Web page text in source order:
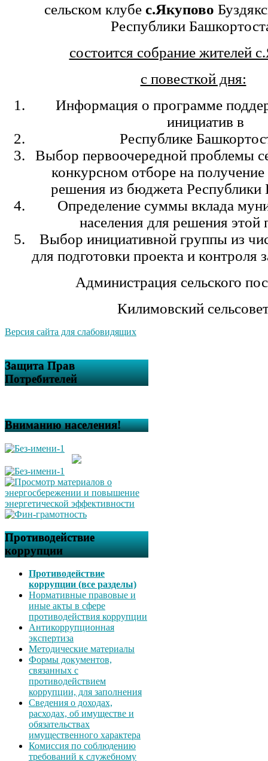
сельском клубе с.Якупово
Республики
состоится собрание жителей
с повесткой дня:
Информация о программе
инициатив в
Республике
Выбор первоочередной проблемы
конкурсном отборе на получение
решения из бюджета Республики
Определение суммы вклада
населения для решения этой
Выбор инициативной группы из
для подготовки проекта и контроля
Администрация сельского
Килимовский
Версия сайта для слабовидящих
Защита Прав
Потребителей
Вниманию населения!
Противодействие
коррупции
Противодействие
коррупции (все разделы)
Нормативные правовые и
иные акты в сфере
противодействия коррупции
Антикоррупционная
экспертиза
Методические материалы
Формы документов,
связанных с
противодействием
коррупции, для заполнения
Сведения о доходах,
расходах, об имуществе и
обязательствах
имущественного характера
Комиссия по соблюдению
требований к служебному